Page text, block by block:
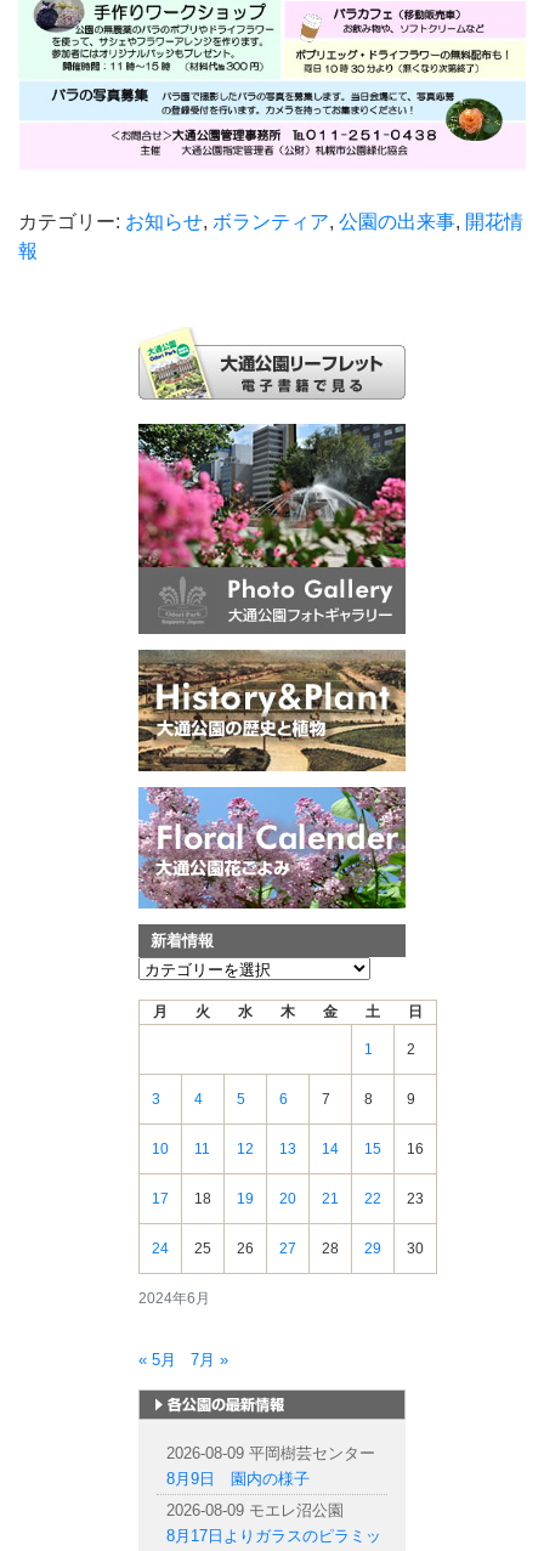
カテゴリー: お知らせ, ボランティア, 公園の出来事, 開花情
報
新着情報
新
2024年6月
月 火 水 木 金 土 日
1 2
3 4 5 6 7 8 9
10 11 12 13 14 15 16
17 18 19 20 21 22 23
24 25 26 27 28 29 30
« 5月 7月 »
2026-08-09 平岡樹芸センター
8月9日 園内の様子
2026-08-09 モエレ沼公園
8月17日よりガラスのピラミッ